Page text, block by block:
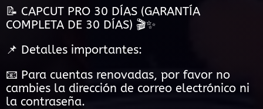
📝 CAPCUT PRO 30 DÍAS (GARANTÍA
COMPLETA DE 30 DÍAS) 🎬✨
📌 Detalles importantes:
📧 Para cuentas renovadas, por favor no
cambies la dirección de correo electrónico ni
la contraseña.